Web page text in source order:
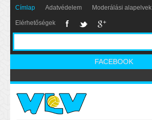
Címlap Adatvédelem Moderálási alapelvek
Elérhetőségek
FACEBOOK